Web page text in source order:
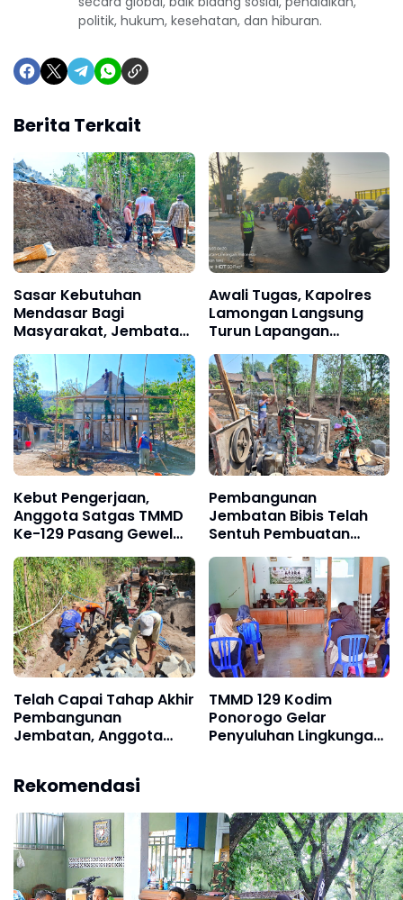
politik, hukum, kesehatan, dan hiburan.
Berita Terkait
Sasar Kebutuhan
Mendasar Bagi
Masyarakat, Jembatan
dan Talud Jalan Pun
Dibangun Satgas TMMD
Ke-129
Awali Tugas, Kapolres
Lamongan Langsung
Turun Lapangan
Maksimalkan Pelayanan
Pagi kepada
Masyarakat
Kebut Pengerjaan,
Anggota Satgas TMMD
Ke-129 Pasang Gewel
Penopang Atap Rumah
Sasaran Rehab RTLH
Pembangunan
Jembatan Bibis Telah
Sentuh Pembuatan
Loning Kanan Kiri
Telah Capai Tahap Akhir
Pembangunan
Jembatan, Anggota
Jalan
TMMD 129 Kodim
Ponorogo Gelar
Penyuluhan Lingkungan
Rekomendasi